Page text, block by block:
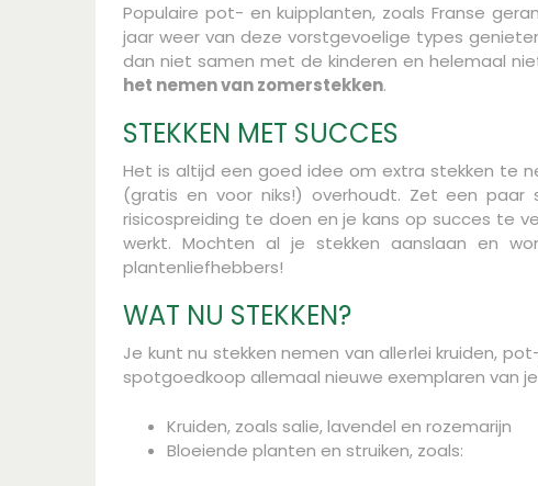
Populaire pot- en kuipplanten, zoals Franse
jaar weer van deze vorstgevoelige types
dan niet samen met de kinderen en helemaal
het nemen van zomerstekken.
STEKKEN MET SUCCES
Het is altijd een goed idee om extra stekken te
(gratis en voor niks!) overhoudt. Zet een
risicospreiding te doen en je kans op succes te
werkt. Mochten al je stekken aanslaan en
plantenliefhebbers!
WAT NU STEKKEN?
Je kunt nu stekken nemen van allerlei kruiden,
spotgoedkoop allemaal nieuwe exemplaren van
Kruiden, zoals salie, lavendel en rozemarijn
Bloeiende planten en struiken, zoals: